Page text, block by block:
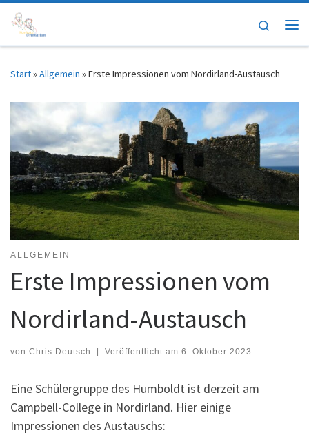
Zum Inhalt springen
Search
Start»Allgemein »Erste Impressionen vom Nordirland-Austausch
ALLGEMEIN
Erste Impressionen vom
Nordirland-Austausch
von Chris Deutsch Veröffentlicht am 6. Oktober 2023
Eine Schülergruppe des Humboldt ist derzeit am
Campbell-College in Nordirland. Hier einige
Impressionen des Austauschs: